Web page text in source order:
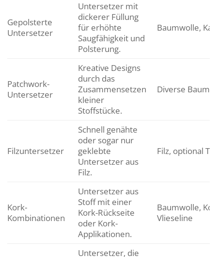
Gepolsterte
Untersetzer
Untersetzer mit
dickerer Füllung
für erhöhte
Saugfähigkeit und
Polsterung.
Baumwolle,
Patchwork-
Untersetzer
Kreative Designs
durch das
Zusammensetzen
kleiner
Stoffstücke.
Diverse
Filzuntersetzer
Schnell genähte
oder sogar nur
geklebte
Untersetzer aus
Filz.
Filz, optional
Kork-
Kombinationen
Untersetzer aus
Stoff mit einer
Kork-Rückseite
oder Kork-
Applikationen.
Baumwolle,
Vlieseline
Untersetzer, die